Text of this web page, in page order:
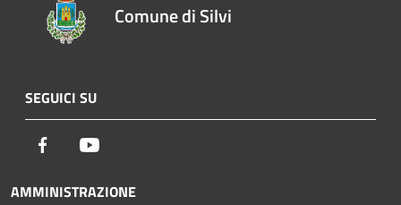
Comune di Silvi
SEGUICI SU
Facebook
AMMINISTRAZIONE